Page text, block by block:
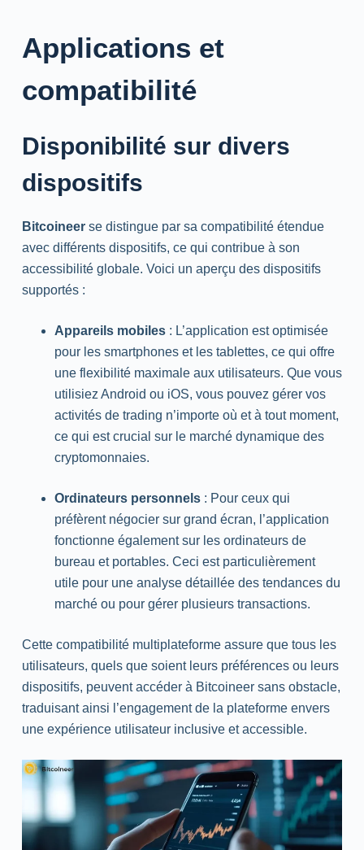
Applications et
compatibilité
Disponibilité sur divers
dispositifs
Bitcoineerse distingue par sa compatibilité étendue
avec différents dispositifs, ce qui contribue à son
accessibilité globale. Voici un aperçu des dispositifs
supportés :
Appareils mobiles: L’application est optimisée
pour les smartphones et les tablettes, ce qui offre
une flexibilité maximale aux utilisateurs. Que vous
utilisiez Android ou iOS, vous pouvez gérer vos
activités de trading n’importe où et à tout moment,
ce qui est crucial sur le marché dynamique des
cryptomonnaies.
Ordinateurs personnels: Pour ceux qui
préfèrent négocier sur grand écran, l’application
fonctionne également sur les ordinateurs de
bureau et portables. Ceci est particulièrement
utile pour une analyse détaillée des tendances du
marché ou pour gérer plusieurs transactions.
Cette compatibilité multiplateforme assure que tous les
utilisateurs, quels que soient leurs préférences ou leurs
dispositifs, peuvent accéder à Bitcoineer sans obstacle,
traduisant ainsi l’engagement de la plateforme envers
une expérience utilisateur inclusive et accessible.